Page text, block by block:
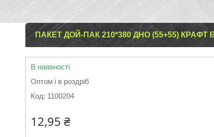
ПАКЕТ ДОЙ-ПАК 210*380 ДНО (55+55) КРАФТ
В наявності
Оптом і в роздріб
Код: 1100204
12,95 ₴